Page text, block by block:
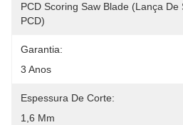
PCD Scoring Saw Blade (Lança
PCD)
Garantia:
3 Anos
Espessura De Corte:
1,6 Mm